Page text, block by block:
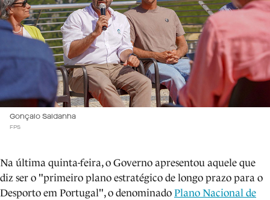
Gonçalo Saldanha
FPS
Na última quinta-feira, o Governo apresentou aquele que
diz ser o "primeiro plano estratégico de longo prazo para o
Desporto em Portugal", o denominado Plano Nacional de